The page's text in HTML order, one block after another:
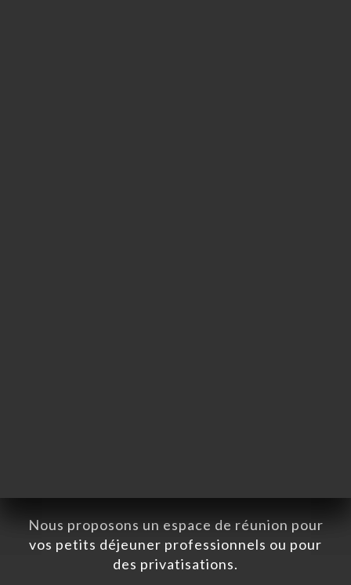
Nous proposons un espace de réunion pour
vos petits déjeuner professionnels ou pour
des privatisations.